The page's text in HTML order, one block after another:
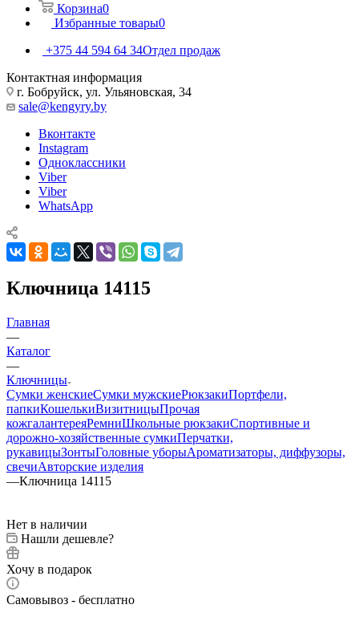
Корзина0
Избранные товары0
+375 44 594 64 34Отдел продаж
Контактная информация
г. Бобруйск, ул. Ульяновская, 34
sale@kengyry.by
Вконтакте
Instagram
Одноклассники
Viber
Viber
WhatsApp
Ключница 14115
Главная
—
Каталог
—
Ключницы
Сумки женскиеСумки мужскиеРюкзакиПортфели,
папкиКошелькиВизитницыПрочая
кожгалантереяРемниШкольные рюкзакиСпортивные и
дорожно-хозяйственные сумкиПерчатки,
рукавицыЗонтыГоловные уборыАроматизаторы, диффузоры,
свечиАвторские изделия
—Ключница 14115
Нет в наличии
Нашли дешевле?
Хочу в подарок
Самовывоз - бесплатно